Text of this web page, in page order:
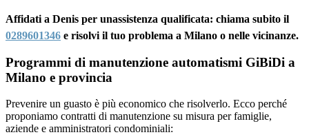
Affidati a Denis per unassistenza qualificata: chiama subito il
0289601346 e risolvi il tuo problema a Milano o nelle vicinanze.
Programmi di manutenzione automatismi GiBiDi a
Milano e provincia
Prevenire un guasto è più economico che risolverlo. Ecco perché
proponiamo contratti di manutenzione su misura per famiglie,
aziende e amministratori condominiali: